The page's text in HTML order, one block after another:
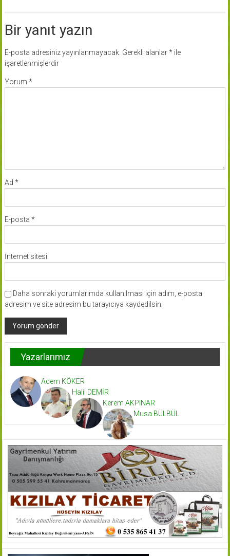
Bir yanıt yazın
E-posta adresiniz yayınlanmayacak. Gerekli alanlar*ile
işaretlenmişlerdir
Yorum *
Ad *
E-posta *
İnternet sitesi
Daha sonraki yorumlarımda kullanılması için adım, e-posta
adresim ve site adresim bu tarayıcıya kaydedilsin.
Yazarlarımız
Adem KÖKER
Halil DEMİR
Kerem AKPINAR
Musa BÜLBÜL